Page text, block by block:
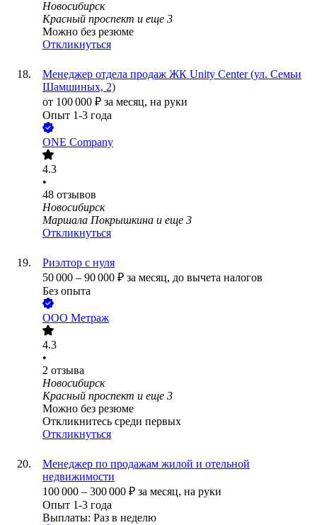
Новосибирск
Красный проспект и еще 3
Можно без резюме
Откликнуться
Менеджер отдела продаж ЖК Unity Center (ул. Семьи
Шамшиных, 2)
от 100 000 ₽ за месяц, на руки
Опыт 1-3 года
ONE Company
4.3
•
48 отзывов
Новосибирск
Маршала Покрышкина и еще 3
Откликнуться
Риэлтор с нуля
50 000 – 90 000 ₽ за месяц, до вычета налогов
Без опыта
ООО Метраж
4.3
•
2 отзыва
Новосибирск
Красный проспект и еще 3
Можно без резюме
Откликнитесь среди первых
Откликнуться
Менеджер по продажам жилой и отельной
недвижимости
100 000 – 300 000 ₽ за месяц, на руки
Опыт 1-3 года
Выплаты: Раз в неделю